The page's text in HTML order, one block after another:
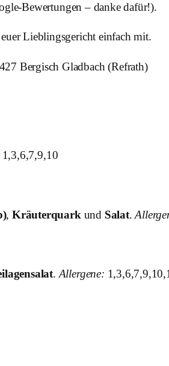
Bewertungen – danke dafür!).
Lieblingsgericht einfach mit.
Bergisch Gladbach (Refrath)
1,3,6,7,9,10
, Kräuterquark und Salat.
. Allergene: